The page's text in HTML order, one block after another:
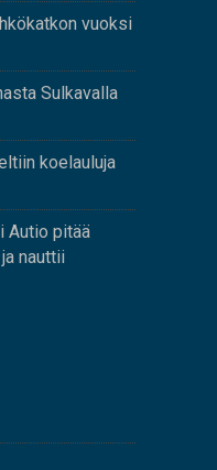
vuoksi
Sulkavalla
koelauluja
Autio pitää
nauttii